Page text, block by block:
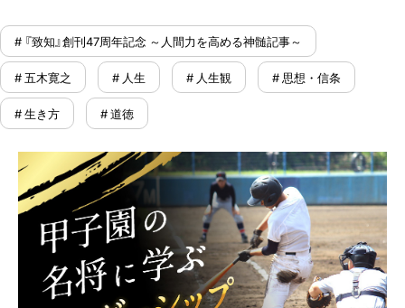
# 『致知』創刊47周年記念 ～人間力を高める神髄記事～
# 五木寛之 # 人生 # 人生観 # 思想・信条
# 生き方 # 道徳